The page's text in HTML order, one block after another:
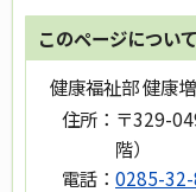
このページについ
健康福祉部 健康
住所： 〒329-
階）
電話： 0285-